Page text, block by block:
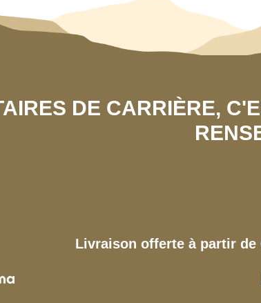
DE CARRIÈRE,
Livraison offerte à partir de